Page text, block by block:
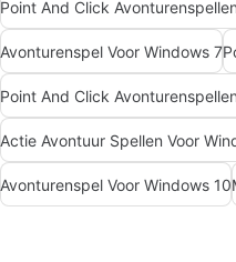
Avonturenspel Voor Windows 7
Actie Avontuur Spellen Voor
Avonturenspel Voor Windows 10